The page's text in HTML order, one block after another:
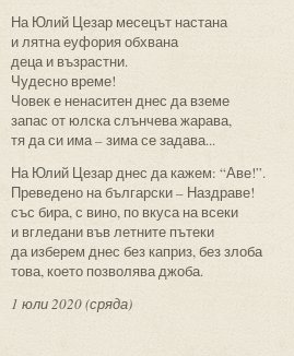
На Юлий Цезар месецът настана
и лятна еуфория обхвана
деца и възрастни.
Чудесно време!
Човек е ненаситен днес да вземе
запас от юлска слънчева жарава,
тя да си има – зима се задава...
На Юлий Цезар днес да кажем: “Аве!”.
Преведено на български – Наздраве!
със бира, с вино, по вкуса на всеки
и вгледани във летните пътеки
да изберем днес без каприз, без злоба
това, което позволява джоба.
1 юли 2020 (сряда)